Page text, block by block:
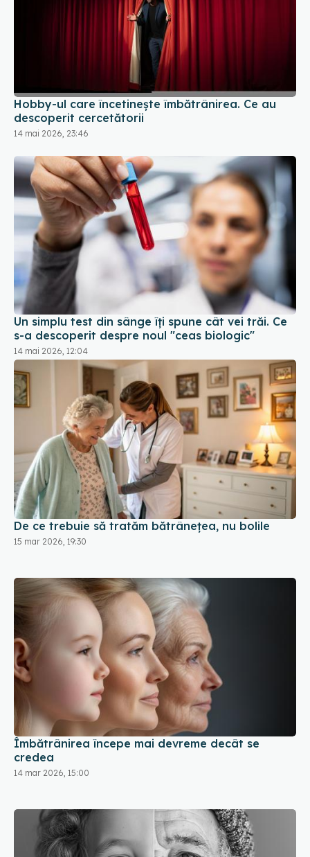
Hobby-ul care încetinește îmbătrânirea. Ce au
descoperit cercetătorii
14 mai 2026, 23:46
Un simplu test din sânge îți spune cât vei trăi. Ce
s-a descoperit despre noul "ceas biologic"
14 mai 2026, 12:04
De ce trebuie să tratăm bătrânețea, nu bolile
15 mar 2026, 19:30
Îmbătrânirea începe mai devreme decât se
credea
14 mar 2026, 15:00